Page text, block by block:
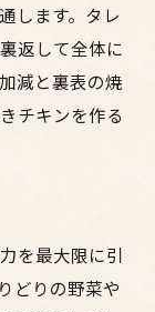
ジ料理
します。タレ
返して全体に
減と裏表の焼
チキンを作る
を最大限に引
どりの野菜や